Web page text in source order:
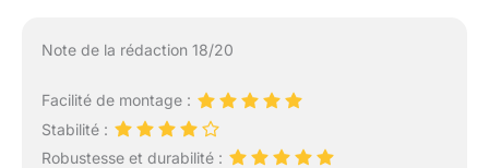
Note de la rédaction 18/20
Facilité de montage :
Stabilité :
Robustesse et durabilité :